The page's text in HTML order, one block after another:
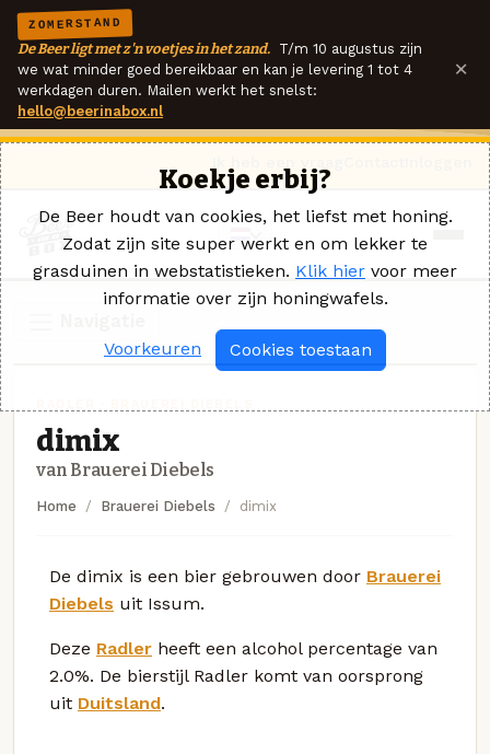
ZOMERSTAND
De Beer ligt met z'n voetjes in het zand. T/m 10 augustus zijn
we wat minder goed bereikbaar en kan je levering 1 tot 4
werkdagen duren. Mailen werkt het snelst:
hello@beerinabox.nl
×
dimix
van Brauerei Diebels
Home Brauerei Diebels dimix
De dimix is een bier gebrouwen door Brauerei
Diebels uit Issum.
Deze Radler heeft een alcohol percentage van
2.0%. De bierstijl Radler komt van oorsprong
uit Duitsland.
Koekje erbij?
De Beer houdt van cookies, het liefst met honing.
Zodat zijn site super werkt en om lekker te
grasduinen in webstatistieken. Klik hier voor meer
informatie over zijn honingwafels.
Voorkeuren Cookies toestaan